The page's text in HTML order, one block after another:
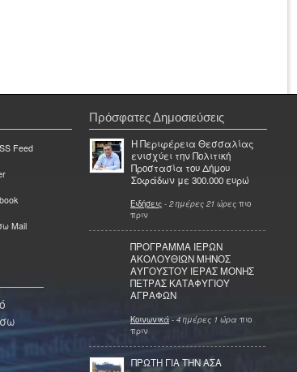
Feed
Mail
Πρόσφατες Δημοσιεύσεις
Η Περιφέρεια Θεσσαλίας
ενισχύει την Πολιτική
Προστασία του Δήμου
Σοφάδων με 300.000 ευρώ
Ειδήσεις - 2 ημέρες 21 ώρες πιο
πριν
ΠΡΟΓΡΑΜΜΑ ΙΕΡΩΝ
ΑΚΟΛΟΥΘΙΩΝ ΜΗΝΟΣ
ΑΥΓΟΥΣΤΟΥ ΙΕΡΑΣ ΜΟΝΗΣ
ΠΕΤΡΑΣ ΚΑΤΑΦΥΓΙΟΥ
ΑΓΡΑΦΩΝ
Κοινωνικά - 4 ημέρες 1 ώρα πιο
πριν
ΠΡΩΤΗ ΓΙΑ ΤΗΝ ΑΣΑ